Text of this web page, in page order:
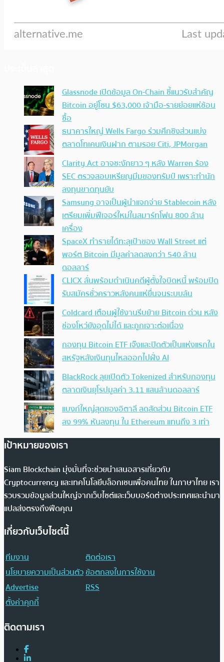
Glassnode เปิดข้อมูล On-Chain ชี้แนวรับสำคัญ
Bitcoin อยู่โซน $63,000 เจ้ามือ-รายย่อยแห่ช้อน
ซื้อ
ธนาคารใหญ่ Wells Fargo ร่วมศึกชิงส่วนแบ่ง
ตลาดโทเคนเงินฝาก ตามรอย Citi, JPMorgan
Clarity Act อาจชะงักยาว ๆ หลัง Warren ร้อง
SEC ตรวจสอบเหรียญมีมของทรัมป์ เพราะทำนัก
ลงทุนขาดทุนยับ
Samsung อาจเป็นผู้นำแจกจ่าย Stablecoin หลัง
เตรียมเพิ่มฟีเจอร์ใหม่ในสมาร์ทโฟน 800 ล้าน
เครื่อง
SpaceX ทำรายได้ทะลุเป้าของ Wall Street แต่
พอร์ต Bitcoin มีมูลค่าลดลงกว่า 540 ล้าน
ดอลลาร์
CLICX ลั่นพร้อมดำเนินคดีผู้ตั้งใจบิดหนี้ พร้อมปิด
รับสมัครชั่วคราวหลังคนแห่ยื่นจนระบบล้น
Coldcard เตือนผู้ใช้งานรีบย้าย Bitcoin ด่วน หลัง
ช่องโหว่ยังอุดไม่ได้ และถูกเจาะต่อเนื่อง
กองทุน Bitcoin ETF เจ๊งและปิดตัวเป็นแห่งแรกใน
สหรัฐหลังเงินทุนไหลออกไปฝั่ง AI
BlackRock ลุยเปิดตัว Tokenized สำหรับกองทุน
ตลาดเงินยุโรปมูลค่า 3.11 แสนล้านดอลลาร์
แบงก์ใหญ่สุดของอิตาลี ลดสัดส่วน Bitcoin ETF
ลง 99% หันลงทุน ใน Ethereum แทนถึง 3 เท่า
เป้าหมายของเรา
Siam Blockchain มุ่งมั่นที่จะช่วยนำเสนอสารเกี่ยวกับ
Cryptocurrency และเทคโนโลยีบล็อกเชนเพื่อคนไทย ในภาษาไทย เรา
รวบรวมข้อมูลส่วนใหญ่จากเว็บไซต์และเว็บบอร์ดต่างประเทศและนำมา
แปลส่งตรงถึงฟีดคุณ
เกี่ยวกับเว็บไซต์นี้
ทีมงาน
ติดต่อเรา
นโยบายความเป็นส่วนตัวข้อตกลงในการใช้งาน
Advertise
RSS
ตั้งค่าคุกกี้
ติดตามเรา